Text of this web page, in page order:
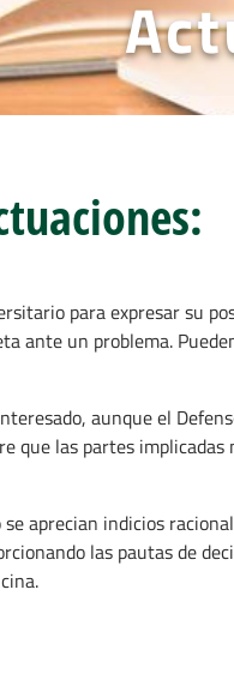
para expresar su
ante un problema.
aunque el
que las partes
aprecian indicios
las pautas de